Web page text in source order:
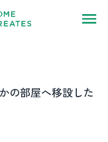
の部屋へ移設した